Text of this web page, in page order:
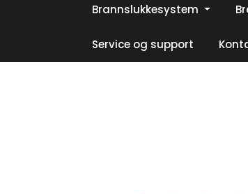
Skip to main content
Facebook | Instagram |
Brannslukkesystem
Service og support